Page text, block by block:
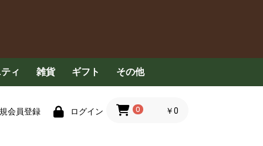
ィ 雑貨 ギフト その他
会員登録 ログイン 0 ￥0